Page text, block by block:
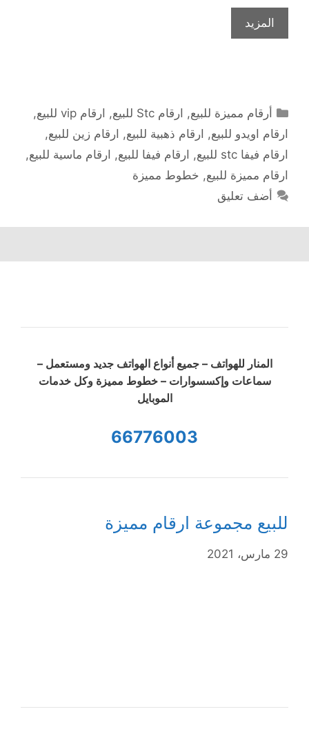
المزيد
التصنيفات
أرقام مميزة للبيع, ارقام Stc للبيع , ارقام vip للبيع
,
ارقام اويدو للبيع, ارقام ذهبية للبيع, ارقام زين للبيع,
ارقام فيفا stc للبيع
, ارقام فيفا للبيع, ارقام ماسية للبيع,
ارقام مميزة للبيع, خطوط مميزة
أضف تعليق
المنار للهواتف – جميع أنواع الهواتف جديد ومستعمل –
سماعات وإكسسوارات – خطوط مميزة وكل خدمات
الموبايل
66776003
للبيع مجموعة ارقام مميزة
29 مارس، 2021